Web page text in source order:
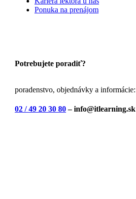
Ponuka na prenájom
Potrebujete poradiť?
poradenstvo, objednávky a informácie:
02 / 49 20 30 80– info@itlearning.sk